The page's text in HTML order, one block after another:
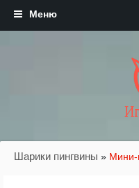
Шарики пингвины » Мини-